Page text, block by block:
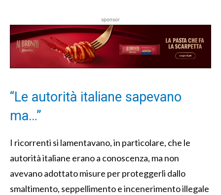
sponsor
“Le autorità italiane sapevano
ma…”
I ricorrenti si lamentavano, in particolare, che le
autorità italiane erano a conoscenza, ma non
avevano adottato misure per proteggerli dallo
smaltimento, seppellimento e incenerimento illegale